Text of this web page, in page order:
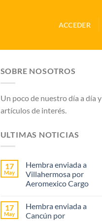
ACCEDER
SOBRE NOSOTROS
Un poco de nuestro día a día y
artículos de interés.
ULTIMAS NOTICIAS
17
May
Hembra enviada a
Villahermosa por
Aeromexico Cargo
17
May
Hembra enviada a
Cancún por